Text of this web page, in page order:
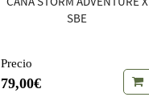
SBE
Precio
79,00€